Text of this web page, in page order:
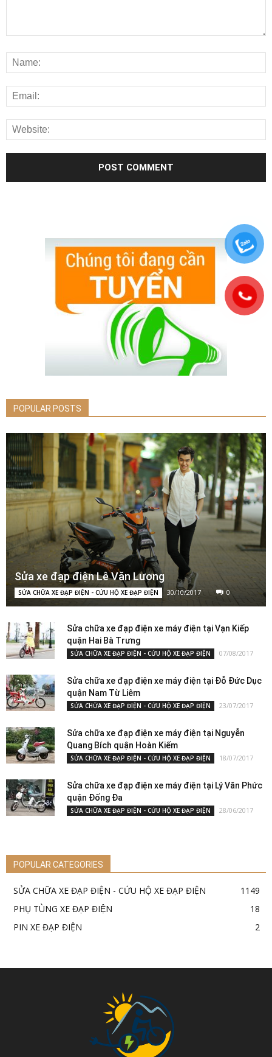
POPULAR POSTS
Sửa xe đạp điện Lê Văn Lương
SỬA CHỮA XE ĐẠP ĐIỆN - CỨU HỘ XE ĐẠP ĐIỆN 30/10/2017 0
Sửa chữa xe đạp điện xe máy điện tại Vạn Kiếp
quận Hai Bà Trưng
SỬA CHỮA XE ĐẠP ĐIỆN - CỨU HỘ XE ĐẠP ĐIỆN 07/08/2017
Sửa chữa xe đạp điện xe máy điện tại Đỗ Đức Dục
quận Nam Từ Liêm
SỬA CHỮA XE ĐẠP ĐIỆN - CỨU HỘ XE ĐẠP ĐIỆN 23/07/2017
Sửa chữa xe đạp điện xe máy điện tại Nguyễn
Quang Bích quận Hoàn Kiếm
SỬA CHỮA XE ĐẠP ĐIỆN - CỨU HỘ XE ĐẠP ĐIỆN 18/07/2017
Sửa chữa xe đạp điện xe máy điện tại Lý Văn Phức
quận Đống Đa
SỬA CHỮA XE ĐẠP ĐIỆN - CỨU HỘ XE ĐẠP ĐIỆN 28/06/2017
POPULAR CATEGORIES
SỬA CHỮA XE ĐẠP ĐIỆN - CỨU HỘ XE ĐẠP ĐIỆN
1149
PHỤ TÙNG XE ĐẠP ĐIỆN
18
PIN XE ĐẠP ĐIỆN
2